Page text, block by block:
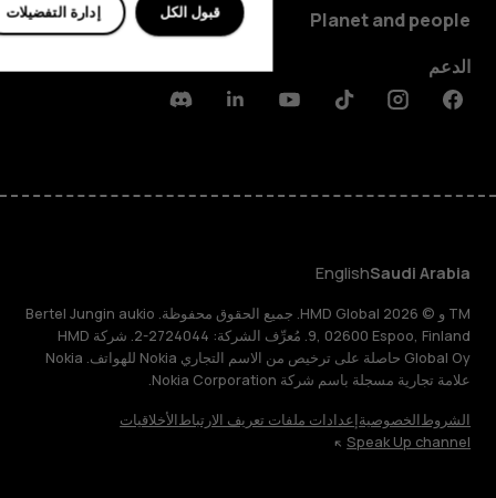
Planet and people
الدعم
Facebook
Instagram
Tiktok
Youtube
Linkedin
Discord
Saudi Arabia
English
TM و © 2026 HMD Global. جميع الحقوق محفوظة. Bertel Jungin aukio
9, 02600 Espoo, Finland. مُعرِّف الشركة: 2724044-2. شركة HMD
Global Oy حاصلة على ترخيص من الاسم التجاري Nokia للهواتف. Nokia
علامة تجارية مسجلة باسم شركة Nokia Corporation.
الشروطالخصوصيةإعدادات ملفات تعريف الارتباطالأخلاقيات
Speak Up channel
إدارة التفضيلات قبول الكل